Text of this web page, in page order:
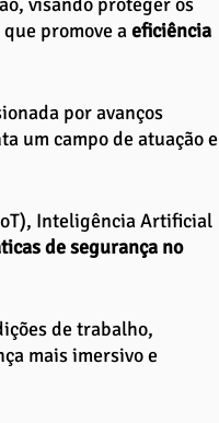
promove a eficiência
por avanços
um campo de atuação e
Inteligência Artificial
de segurança no
de trabalho,
mais imersivo e